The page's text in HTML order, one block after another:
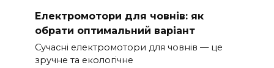
Електромотори для човнів: як
обрати оптимальний варіант
Сучасні електромотори для човнів — це
зручне та екологічне